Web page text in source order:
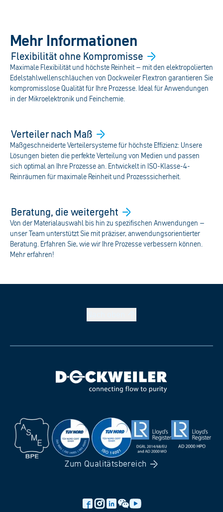
Mehr Informationen
Flexibilität ohne Kompromisse
Maximale Flexibilität und höchste Reinheit – mit den elektropolierten
Edelstahlwellenschläuchen von Dockweiler Flextron garantieren Sie
kompromisslose Qualität für Ihre Prozesse. Ideal für Anwendungen
in der Mikroelektronik und Feinchemie.
Verteiler nach Maß
Maßgeschneiderte Verteilersysteme für höchste Effizienz: Unsere
Lösungen bieten die perfekte Verteilung von Medien und passen
sich optimal an Ihre Prozesse an. Entwickelt in ISO-Klasse-4-
Reinräumen für maximale Reinheit und Prozesssicherheit.
Beratung, dieweitergeht
Von der Materialauswahl bis hin zu spezifischen Anwendungen –
unser Team unterstützt Sie mit präziser, anwendungsorientierter
Beratung. Erfahren Sie, wie wir Ihre Prozesse verbessern können.
Mehr erfahren!
Zum Qualitätsbereich